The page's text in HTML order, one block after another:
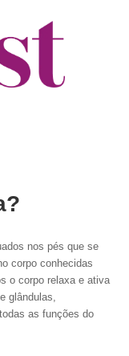
nos pés que se
corpo conhecidas
o corpo relaxa e ativa
glândulas,
as funções do